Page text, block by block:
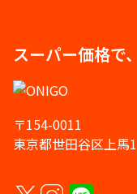
スーパー価格で
〒154-0011
東京都世田谷区上馬